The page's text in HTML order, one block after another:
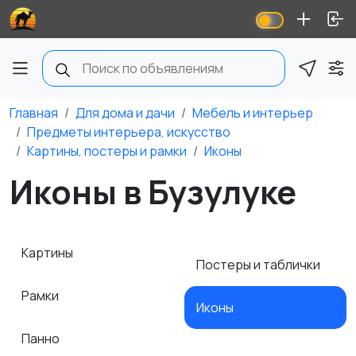
Главная Для дома и дачи
Мебель и интерьер
Предметы интерьера, искусство
Картины, постеры и рамки
Иконы
Иконы в Бузулуке
Картины
Рамки
Панно
Постеры и таблички
Иконы